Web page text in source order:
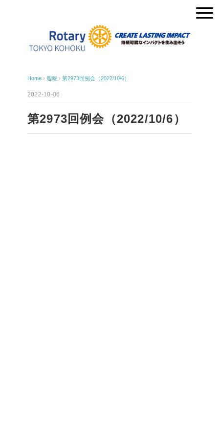
Home › 週報 › 第2973回例会（2022/10/6）
2022-10-06
第2973回例会（2022/10/6）